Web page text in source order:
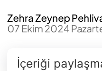
Zehra Zeynep
07 Ekim 2024
İçeriği